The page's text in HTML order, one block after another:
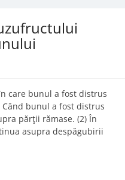
care bunul a fost distrus
bunul a fost distrus
părţii rămase. (2) În
asupra despăgubirii